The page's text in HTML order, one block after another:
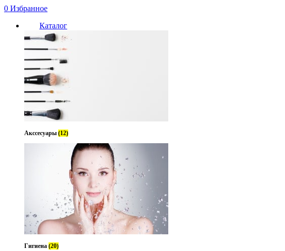
0 Избранное
Каталог
Акссесуары (12)
Гигиена (20)